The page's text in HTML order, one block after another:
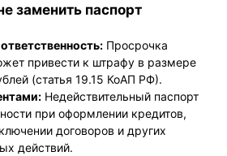
заменить паспорт
Просрочка
привести к штрафу в размере
(статья 19.15 КоАП РФ).
Недействительный паспорт
при оформлении кредитов,
договоров и других
действий.